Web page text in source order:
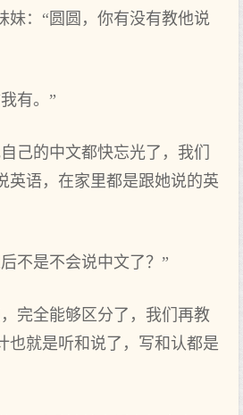
妹：“圆圆，你有没有教他说
有。”
己的中文都快忘光了，我们
英语，在家里都是跟她说的英
不是不会说中文了？”
完全能够区分了，我们再教
也就是听和说了，写和认都是